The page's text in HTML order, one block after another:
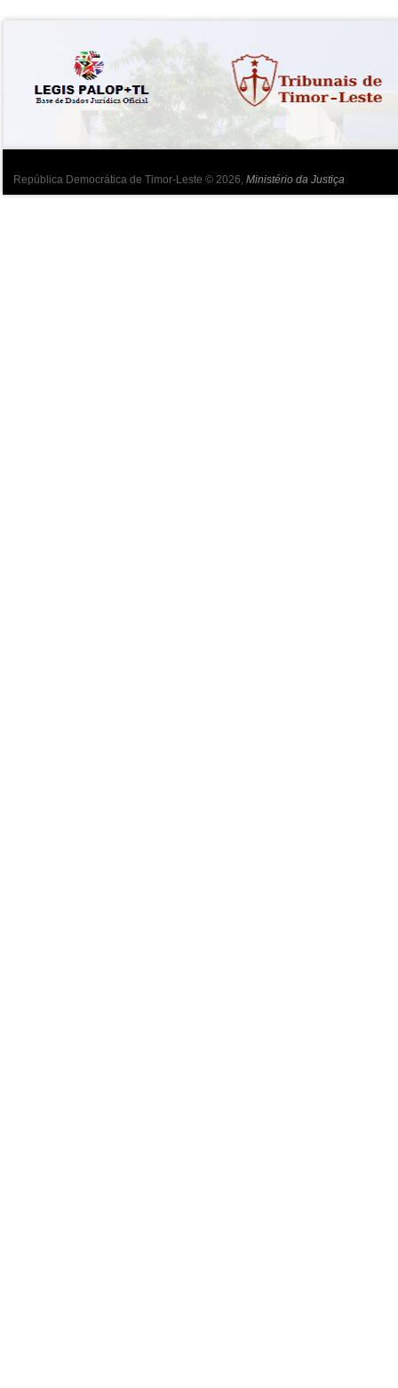
República Democrática de Timor-Leste © 2026, Ministério da Justiça